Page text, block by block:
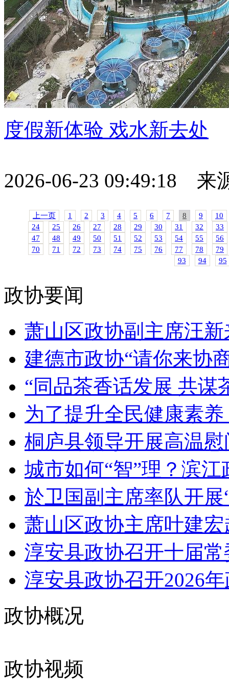
度假新体验 戏水新去处
2026-06-23 09:49:18 来
上一页 1 2 3 4 5 6 7 8 9
10
24
25 26 27 28 29 30 31 32
33
47
48 49 50 51 52 53 54 55
56
70
71 72 73 74 75 76 77 78
79
93
94 95
政协要闻
萧山区政协副主席汪
建德市政协“请你来协
“同品茶香话发展 共
为了提升全民健康素
桐庐县领导开展高温
城市如何“智”理？滨
於卫国副主席率队开
萧山区政协主席叶建
淳安县政协召开十届
淳安县政协召开2026
政协概况
政协视频